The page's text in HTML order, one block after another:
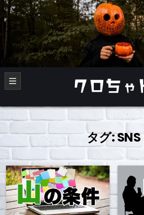
Skip
to
content
くろチャンネル
タグ:SNS